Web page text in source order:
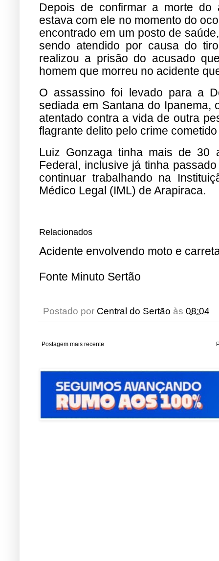
Depois de confirmar a morte do
estava com ele no momento do
encontrado em um posto de
sendo atendido por causa do
realizou a prisão do acusado
homem que morreu no acidente
O assassino foi levado para a
sediada em Santana do Ipanema,
atentado contra a vida de outra
flagrante delito pelo crime
Luiz Gonzaga tinha mais de 30
Federal, inclusive já tinha
continuar trabalhando na
Médico Legal (IML) de Arapiraca.
Relacionados
Acidente envolvendo moto e
Fonte Minuto Sertão
Postado por Central do Sertão às 08:04
Postagem mais recente